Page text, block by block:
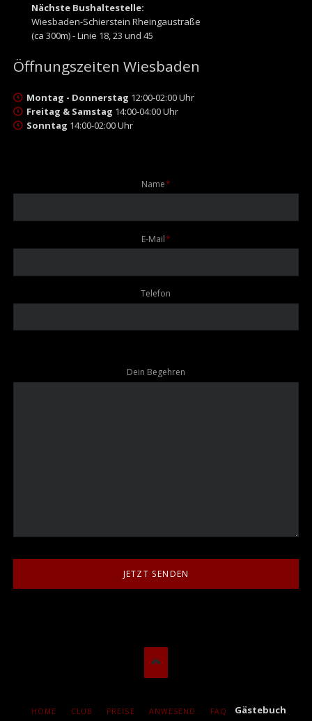
Nächste Bushaltestelle:
Wiesbaden-Schierstein Rheingaustraße
(ca 300m) - Linie 18, 23 und 45
Öffnungszeiten Wiesbaden
Montag - Donnerstag 12:00-02:00 Uhr
Freitag & Samstag 14:00-04:00 Uhr
Sonntag 14:00-02:00 Uhr
Pflichtfeld
Name*
Pflichtfeld
E-Mail*
Telefon
Dein Begehren
JETZT SENDEN
NAVIGATION
HOME CLUB PREISE ANWESEND FAQ Gästebuch